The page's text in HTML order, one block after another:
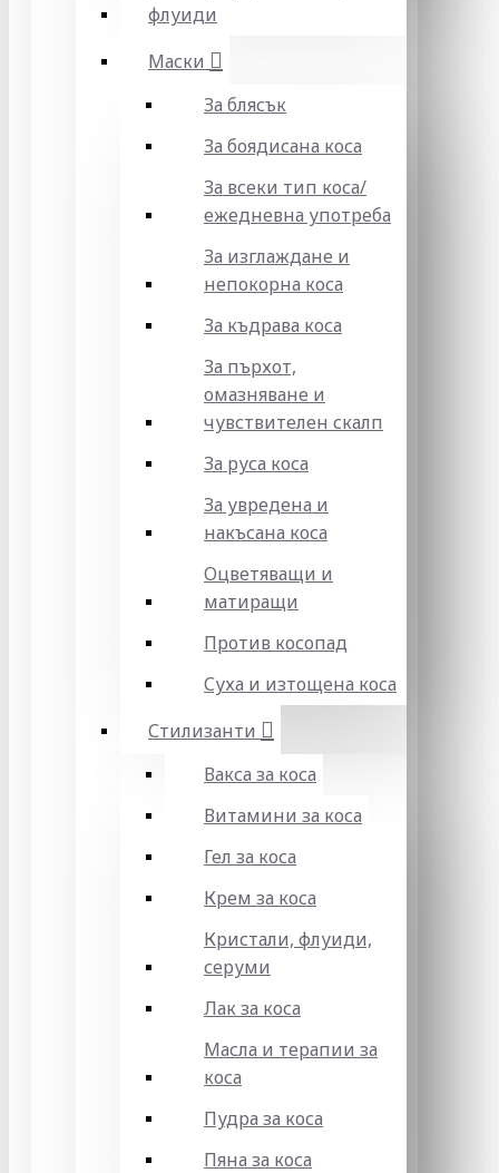
флуиди
Маски
За блясък
За боядисана коса
За всеки тип коса/
ежедневна употреба
За изглаждане и
непокорна коса
За къдрава коса
За пърхот,
омазняване и
чувствителен скалп
За руса коса
За увредена и
накъсана коса
Оцветяващи и
матиращи
Против косопад
Суха и изтощена коса
Стилизанти
Вакса за коса
Витамини за коса
Гел за коса
Крем за коса
Кристали, флуиди,
серуми
Лак за коса
Масла и терапии за
коса
Пудра за коса
Пяна за коса